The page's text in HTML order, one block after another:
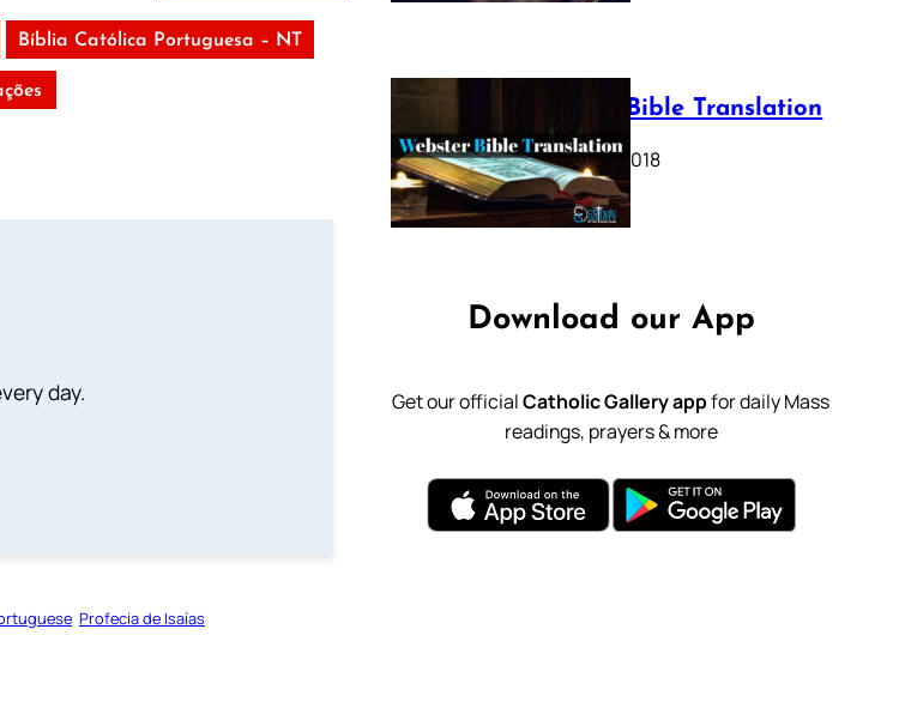
Bíblia Católica Portuguesa – NT
day.
Profecia de Isaías
Webster Bible Translation
October 11, 2018
Download our App
Get our officialCatholic Gallery appfor daily Mass
readings, prayers & more